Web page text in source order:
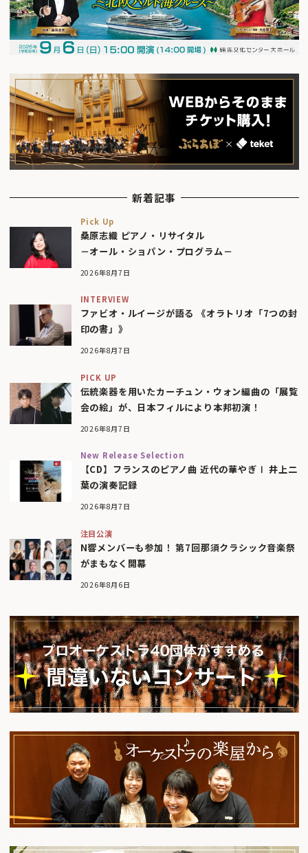
新着記事
Pick Up
桑原志織 ピアノ・リサイタル
－オール・ショパン・プログラム－
2026年8月7日
INTERVIEW
ファビオ・ルイージが語る 《オラトリオ「7つの封
印の書」》
2026年8月7日
PICK UP
伝統楽器を用いたカーチュン・ウォン編曲の「展覧
会の絵」が、日本フィルにより本邦初演！
2026年8月7日
New Release Selection
【CD】フランスのピアノ曲 近代の華やぎⅠ 井上二
葉の演奏記録
2026年8月7日
注目公演
N響メンバーも参加！ 第7回那須クラシック音楽祭
がまもなく開幕
2026年8月6日